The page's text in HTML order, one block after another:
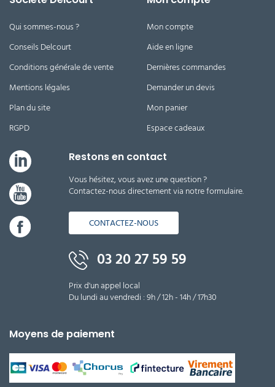
Qui sommes-nous ?
Conseils Delcourt
Conditions générale de vente
Mentions légales
Plan du site
RGPD
Mon compte
Aide en ligne
Dernières commandes
Demander un devis
Mon panier
Espace cadeaux
Restons en contact
Vous hésitez, vous avez une question ?
Contactez-nous directement via notre formulaire.
CONTACTEZ-NOUS
03 20 27 59 59
Prix d'un appel local
Du lundi au vendredi : 9h / 12h - 14h / 17h30
Moyens de paiement